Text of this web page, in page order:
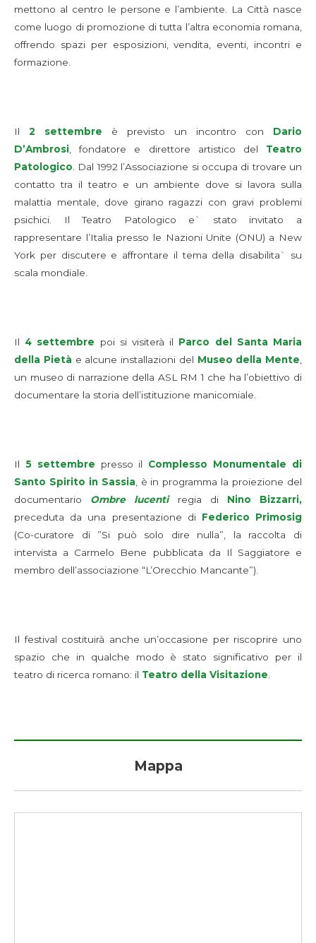
mettono al centro le persone e l’ambiente. La Città nasce
come luogo di promozione di tutta l’altra economia romana,
offrendo spazi per esposizioni, vendita, eventi, incontri e
formazione.
Il 2 settembre è previsto un incontro con Dario
D’Ambrosi , fondatore e direttore artistico del Teatro
Patologico . Dal 1992 l’Associazione si occupa di trovare un
contatto tra il teatro e un ambiente dove si lavora sulla
malattia mentale, dove girano ragazzi con gravi problemi
psichici. Il Teatro Patologico e` stato invitato a
rappresentare l’Italia presso le Nazioni Unite (ONU) a New
York per discutere e affrontare il tema della disabilita` su
scala mondiale.
Il 4 settembre poi si visiterà il Parco del Santa Maria
della Pietà e alcune installazioni del Museo della Mente
un museo di narrazione della ASL RM 1 che ha l’obiettivo di
documentare la storia dell’istituzione manicomiale.
Il 5 settembre presso il Complesso Monumentale di
Santo Spirito in Sassia , è in programma la proiezione del
documentario Ombre lucenti regia diNino Bizzarri,
preceduta da una presentazione di Federico Primosig
(Co-curatore di ”Si può solo dire nulla”, la raccolta di
intervista a Carmelo Bene pubblicata da Il Saggiatore e
membro dell’associazione “L’Orecchio Mancante”).
Il festival costituirà anche un’occasione per riscoprire uno
spazio che in qualche modo è stato significativo per il
teatro di ricerca romano: il Teatro della Visitazione
Mappa